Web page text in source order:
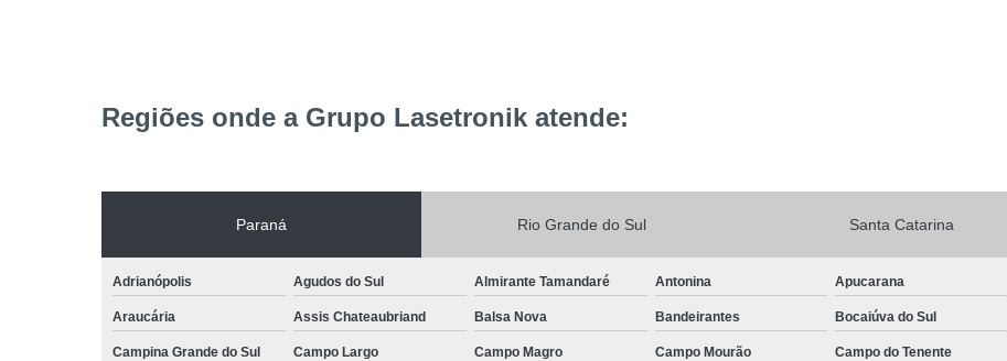
Regiões onde a Grupo Lasetronik atende:
Paraná Rio Grande do Sul Santa Catarina
Adrianópolis Agudos do Sul Almirante Tamandaré Antonina Apucarana
Araucária Assis Chateaubriand Balsa Nova Bandeirantes Bocaiúva do Sul
Campina Grande do Sul Campo Largo Campo Magro Campo Mourão Campo do Tenente